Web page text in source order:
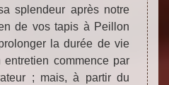
splendeur après notre
de vos tapis à Peillon
la durée de vie
commence par
; mais, à partir du